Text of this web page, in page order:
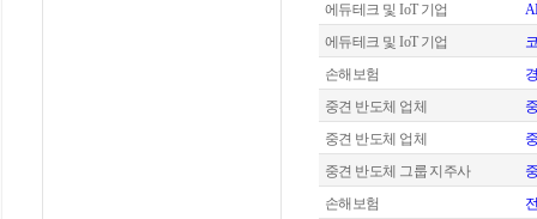
에듀테크 및 IoT 기업
에듀테크 및 IoT 기업
손해보험
중견 반도체 업체
중견 반도체 업체
중견 반도체 그룹 지주사
손해보험